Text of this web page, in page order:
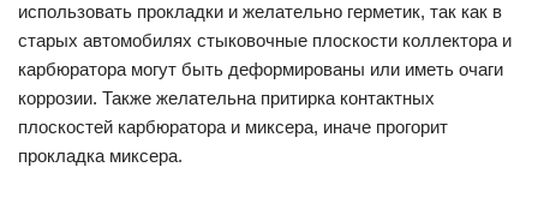
использовать прокладки и желательно герметик, так как в
старых автомобилях стыковочные плоскости коллектора и
карбюратора могут быть деформированы или иметь очаги
коррозии. Также желательна притирка контактных
плоскостей карбюратора и миксера, иначе прогорит
прокладка миксера.